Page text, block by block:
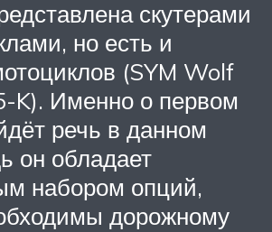
скутерами
но есть и
(SYM Wolf
K). Именно о первом
речь в данном
он обладает
набором опций,
дорожному